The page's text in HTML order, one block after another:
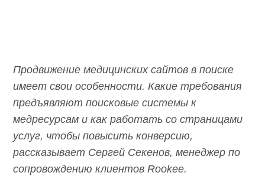
Продвижение медицинских сайтов в поиске
имеет свои особенности. Какие требования
предъявляют поисковые системы к
медресурсам и как работать со страницами
услуг, чтобы повысить конверсию,
рассказывает Сергей Секенов, менеджер по
сопровождению клиентов Rookee.